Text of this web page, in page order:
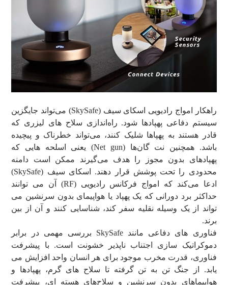
راهکار امواج رادیویی اسکای سیف (SkySafe) می‌تواند جایگزین
سیستم دفاعی پهپادها شود. راه‌اندازی سلاح های لیزری که
قادر هستند به پهپاها شلیک کنند، می‌تواند خطرناک و پیچیده
باشد. همچنین نت گان‌ها (Net gun) یعنی اسلحه هایی که
پهپادهای بدون مجوز را هدف می‌گیرند ممکن است دامنه
محدودی را تحت پوشش قرار دهند. اسکای سیف (SkySafe)
ادعا می‌کند که امواج فرکانس رادیویی (RF) آن می‌ توانند
حداکثر برد دورانی که یک پهپاد یا هواپیمای بدون سرنشین می
تواند از یک وسیله نقلیه سفر کند، شناسایی کنند و آن از بین
برند.
فناوری‌ های دفاعی مانند SkySafe بررسی مهمی در برابر
دموکراتیک سازی اجتناب ناپذیر خشونت است. با پیشرفت
فناوری، قدرت مخرب موجود برای هر انسان واحد افزایش می
یابد. از جنگ تن به تن گرفته تا سلاح‌ های گرم، پهپادها و
هواپیماهای بدون سرنشین و سلاح‌های هسته ای، پیشرفت